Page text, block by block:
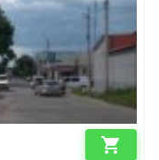
shopping_cart